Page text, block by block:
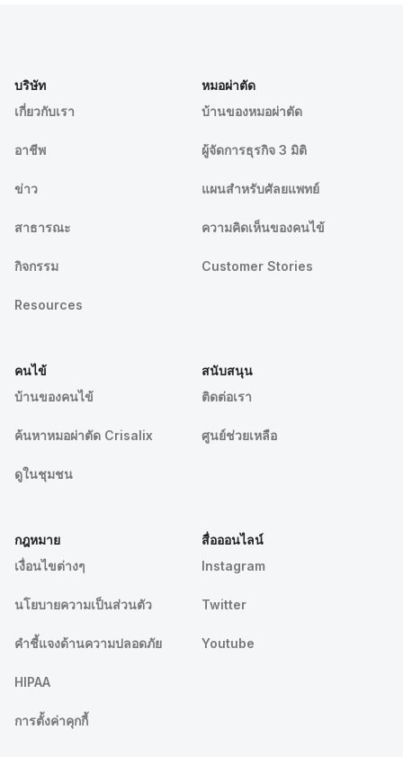
บริษัท
เกี่ยวกับเรา
อาชีพ
ข่าว
สาธารณะ
กิจกรรม
Resources
หมอผ่าตัด
บ้านของหมอผ่าตัด
ผู้จัดการธุรกิจ 3 มิติ
แผนสำหรับศัลยแพทย์
ความคิดเห็นของคนไข้
Customer Stories
คนไข้
บ้านของคนไข้
ค้นหาหมอผ่าตัด Crisalix
ดูในชุมชน
สนับสนุน
ติดต่อเรา
ศูนย์ช่วยเหลือ
กฎหมาย
เงื่อนไขต่างๆ
นโยบายความเป็นส่วนตัว
คําชี้แจงด้านความปลอดภัย
HIPAA
การตั้งค่าคุกกี้
สื่อออนไลน์
Instagram
Twitter
Youtube